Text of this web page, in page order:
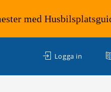
Logga in
med